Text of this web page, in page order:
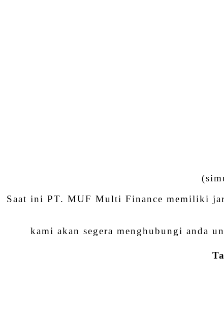
Saat ini PT. MUF Multi Finance memiliki
kami akan segera menghubungi anda